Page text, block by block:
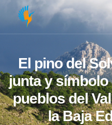
El pino del
junta y símbolo
pueblos del
la Baja